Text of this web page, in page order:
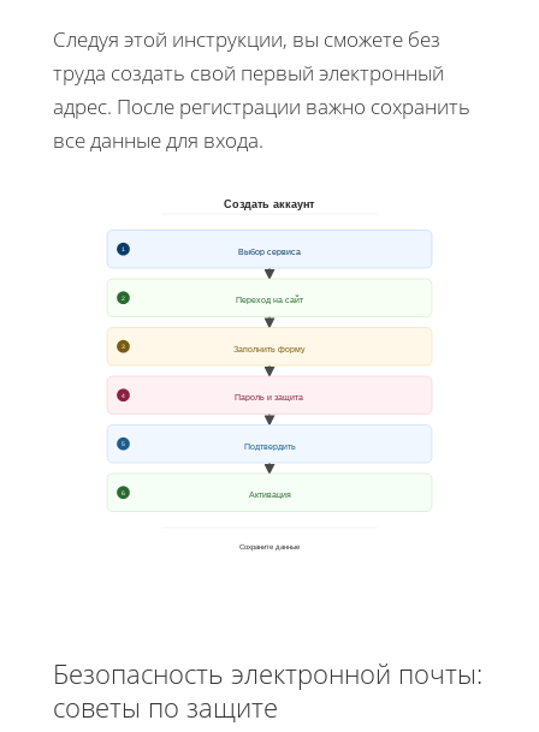
Следуя этой инструкции, вы сможете без
труда создать свой первый электронный
адрес. После регистрации важно сохранить
все данные для входа.
Создать аккаунт
Выбор сервиса
Переход на сайт
Заполнить форму
Пароль и защита
Подтвердить
Активация
Сохраните данные
1
2
3
4
5
6
Безопасность электронной почты:
советы по защите